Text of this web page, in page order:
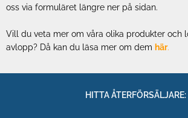
oss via formuläret längre ner på sidan.
Vill du veta mer om våra olika produkter och
avlopp? Då kan du läsa mer om dem här.
HITTA ÅTERFÖRSÄLJARE: